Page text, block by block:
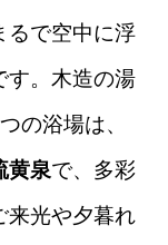
るで空中に浮
す。木造の湯
の浴場は、
黄泉で、多彩
来光や夕暮れ